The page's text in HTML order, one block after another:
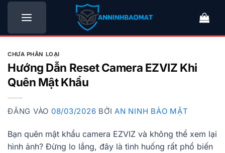
Bỏ
nội
CHƯA PHÂN LOẠI
Hướng Dẫn Reset Camera EZVIZ Khi
Quên Mật Khẩu
ĐĂNG VÀO 08/03/2026 BỞI AN NINH BẢO MẬT
Bạn quên mật khẩu camera EZVIZ và không thể xem lại
hình ảnh? Đừng lo lắng, đây là tình huống rất phổ biến